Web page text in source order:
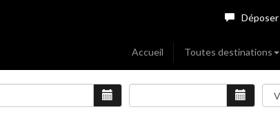
Accueil Toutes destinations